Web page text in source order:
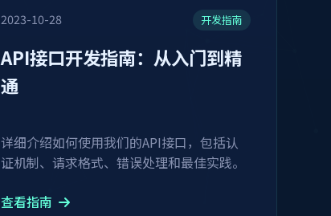
2023-10-28 开发指南
API接口开发指南：从入门到精
通
详细介绍如何使用我们的API接口，包括认
证机制、请求格式、错误处理和最佳实践。
查看指南